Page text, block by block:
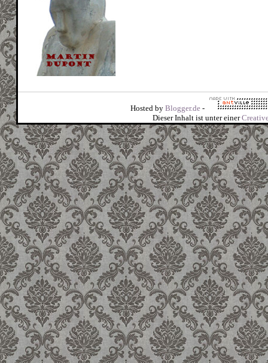
Hosted by Blogger.de-
Dieser Inhalt ist unter einer